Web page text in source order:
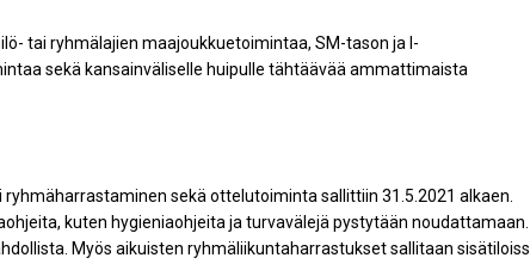
tai ryhmälajien maajoukkuetoimintaa, SM-tason ja I-
sekä kansainväliselle huipulle tähtäävää ammattimaista
sekä ottelutoiminta sallittiin 31.5.2021 alkaen.
kuten hygieniaohjeita ja turvavälejä pystytään noudattamaan.
Myös aikuisten ryhmäliikuntaharrastukset sallitaan